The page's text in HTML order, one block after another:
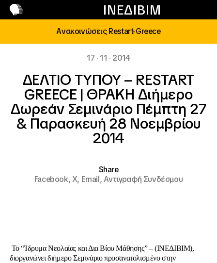
ΙΝΕΔΙΒΙΜ
Επικοινωνία
Ανακοινώσεις Restart-Greece
17 · 11 · 2014
ΔΕΛΤΙΟ ΤΥΠΟΥ – RESTART
GREECE | ΘΡΑΚΗ Διήμερο
Δωρεάν Σεμινάριο Πέμπτη 27
& Παρασκευή 28 Νοεμβρίου
2014
Share
Facebook,X, Email,Αντιγραφή Συνδέσμου
Το “Ίδρυμα Νεολαίας και Δια Βίου Μάθησης” – (ΙΝΕΔΙΒΙΜ),
διοργανώνει διήμερο Σεμινάριο προσανατολισμένο στην